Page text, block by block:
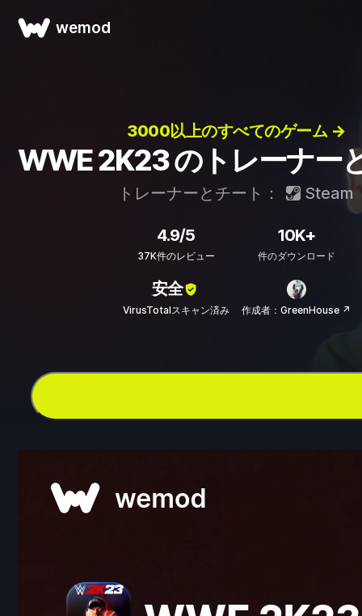
wemod
3000以上のすべてのゲーム →
WWE 2K23 のトレーナー
トレーナーとチート： Steam
4.9/5
37K件のレビュー
10K+
件のダウンロード
安全
VirusTotalスキャン済み 作成者：GreenHouse ↗